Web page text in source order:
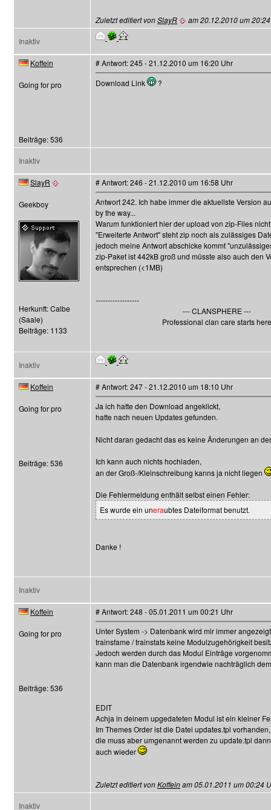
Zuletzt editiert vonSlayR am 20.12.2010 um
Inaktiv
Koffein
Going for pro
Beiträge: 536
# Antwort: 245 - 21.12.2010 um 16:20 Uhr
Download Link
?
Inaktiv
SlayR
Geekboy
Herkunft: Calbe
(Saale)
Beiträge: 1133
# Antwort: 246 - 21.12.2010 um 16:58 Uhr
Antwort 242. Ich habe immer die aktuellste Version
by the way...
Warum funktioniert hier der upload von zip-Files
"Erweiterte Antwort" steht zip noch als zulässiges
jedoch meine Antwort abschicke kommt
zip-Paket ist 442kB groß und müsste also auch den
entsprechen (<1MB)
------------------
--- CLANSPHERE ---
Professional clan care starts here
Inaktiv
Koffein
Going for pro
Beiträge: 536
# Antwort: 247 - 21.12.2010 um 18:10 Uhr
Ja ich hatte den Download angeklickt,
hatte nach neuen Updates gefunden.
Nicht daran gedacht das es keine Änderungen an
Ich kann auch nichts hochladen,
an der Groß-/Kleinschreibung kanns ja nicht liegen
Die Fehlermeldung enthält selbst einen Fehler:
Es wurde ein uneraubtes Dateiformat benutzt.
Danke !
Inaktiv
Koffein
Going for pro
Beiträge: 536
# Antwort: 248 - 05.01.2011 um 00:21 Uhr
Unter System -> Datenbank wird mir immer
trainsfame / trainstats keine Modulzugehörigkeit
Jedoch werden durch das Modul Einträge
kann man die Datenbank irgendwie nachträglich
EDIT
Achja in deinem upgedateten Modul ist ein kleiner
Im Themes Order ist die Datei updates.tpl vorhanden,
die muss aber umgenannt werden zu update.tpl
auch wieder
Zuletzt editiert vonKoffeinam 05.01.2011 um 00:24
Inaktiv